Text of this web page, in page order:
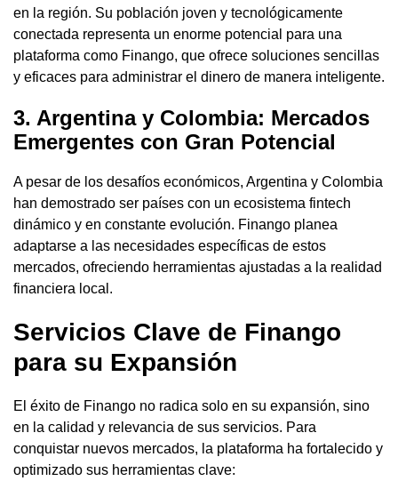
en la región. Su población joven y tecnológicamente
conectada representa un enorme potencial para una
plataforma como Finango, que ofrece soluciones sencillas
y eficaces para administrar el dinero de manera inteligente.
3. Argentina y Colombia: Mercados
Emergentes con Gran Potencial
A pesar de los desafíos económicos, Argentina y Colombia
han demostrado ser países con un ecosistema fintech
dinámico y en constante evolución. Finango planea
adaptarse a las necesidades específicas de estos
mercados, ofreciendo herramientas ajustadas a la realidad
financiera local.
Servicios Clave de Finango
para su Expansión
El éxito de Finango no radica solo en su expansión, sino
en la calidad y relevancia de sus servicios. Para
conquistar nuevos mercados, la plataforma ha fortalecido y
optimizado sus herramientas clave: